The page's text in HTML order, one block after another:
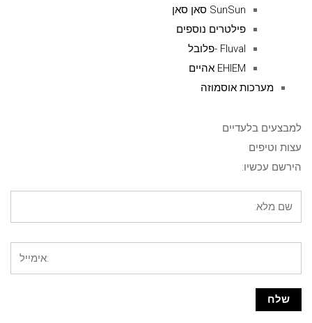
SunSun סאן סאן
פילטרים נוספים
Fluval -פלובל
EHIEM אהיים
מערכות אוסמוזה
למבצעים בלעדיים
עצות וטיפים
הירשם עכשיו: